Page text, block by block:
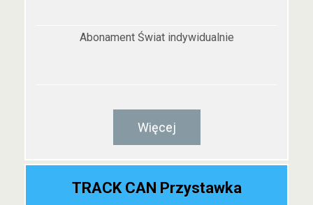
Abonament Świat indywidualnie
Więcej
TRACK CAN Przystawka